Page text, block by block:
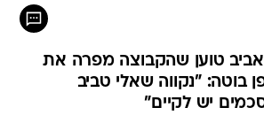
טוען שהקבוצה מפרה את
בוטה: "נקווה שאלי טביב
יש לקיים"